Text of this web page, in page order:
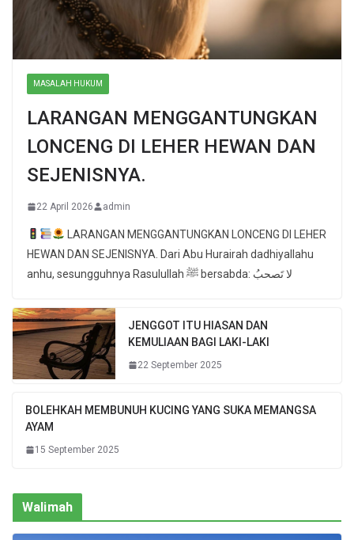
MASALAH HUKUM
LARANGAN MENGGANTUNGKAN
LONCENG DI LEHER HEWAN DAN
SEJENISNYA.
22 April 2026 admin
LARANGAN MENGGANTUNGKAN LONCENG DI LEHER
HEWAN DAN SEJENISNYA. Dari Abu Hurairah dadhiyallahu
anhu, sesungguhnya Rasulullah ﷺ bersabda: لا تَصحبُ
JENGGOT ITU HIASAN DAN
KEMULIAAN BAGI LAKI-LAKI
22 September 2025
BOLEHKAH MEMBUNUH KUCING YANG SUKA MEMANGSA
AYAM
15 September 2025
Walimah